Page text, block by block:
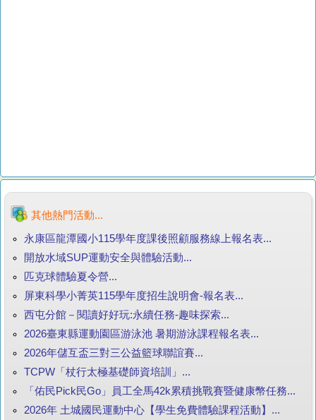
其他熱門活動...
永康區龍潭國小115學年度課後照顧服務線上報名表...
開放水域SUP運動安全與體驗活動...
匹克球體驗夏令營...
屏東科學小菁英115學年度招生說明會-報名表...
西屯分館－閱讀好好玩:永續任務-趣味探索...
2026臺東縣運動園區游泳池 暑期游泳課程報名表...
2026年儲互盃三對三公益籃球聯誼賽...
TCPW「杖行太極基礎師資培訓」...
「佑民Pick民Go」員工全馬42k累積挑戰賽暨健康幣任務...
2026年 土城國民運動中心【學生免費體驗課程活動】...